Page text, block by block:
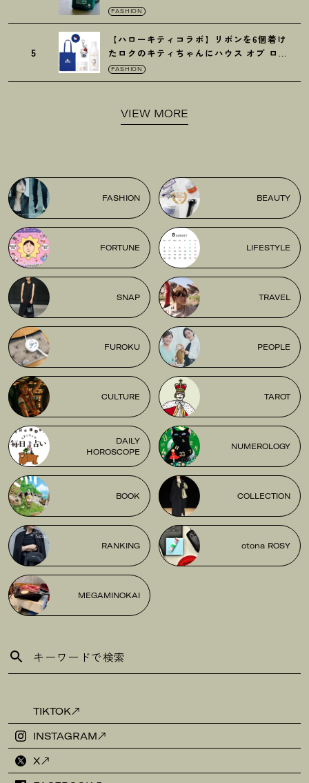
がガシガシ使えて最高です
FASHION
5
【ハローキティコラボ】リボンを6個着け
たロクのキティちゃんにハウス オブ ロー
ゼの限定パケも
FASHION
VIEW MORE
FASHION BEAUTY
FORTUNE LIFESTYLE
SNAP TRAVEL
FUROKU PEOPLE
CULTURE TAROT
DAILY
HOROSCOPE
NUMEROLOGY
BOOK COLLECTION
RANKING otona ROSY
MEGAMINOKAI
TIKTOK
INSTAGRAM
X